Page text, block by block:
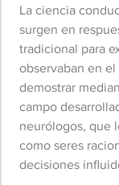
La ciencia
surgen en
tradicional para
observaban en
demostrar
campo
neurólogos, que
como seres
decisiones